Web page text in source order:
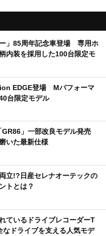
」85周年記念車登場 専用ホ
内装を採用した100台限定モ
EDGE登場 Mパフォーマ
台限定モデル
」一部改良モデル発売
いた最新仕様
立!?日産セレナオーテックの
トとは？
ているドライブレコーダーT
なドライブを支える人気モデ